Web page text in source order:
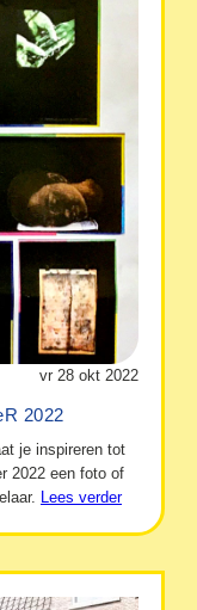
vr 28 okt 2022
2022
je inspireren tot
2022 een foto of
Lees verder